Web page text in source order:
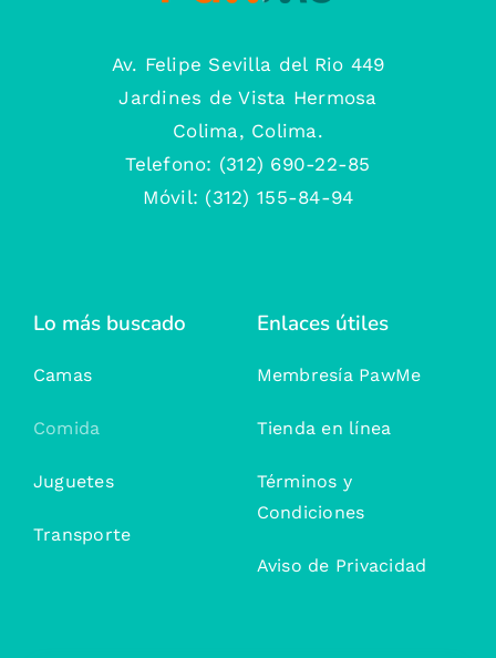
Av. Felipe Sevilla del Rio 449
Jardines de Vista Hermosa
Colima, Colima.
Telefono: (312) 690-22-85
Móvil: (312) 155-84-94
Lo más buscado
Camas
Comida
Juguetes
Transporte
Enlaces útiles
Membresía PawMe
Tienda en línea
Términos y
Condiciones
Aviso de Privacidad